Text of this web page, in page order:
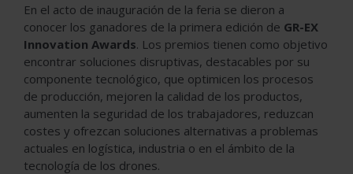
En el acto de inauguración de la feria se dieron a
conocer los ganadores de la primera edición de GR-EX
Innovation Awards. Los premios tienen como objetivo
encontrar soluciones disruptivas, destacables por su
componente tecnológico, que optimicen los procesos
de producción, mejoren la calidad de los productos,
aumenten la seguridad de los trabajadores, reduzcan
costes y ofrezcan soluciones alternativas a problemas
actuales en logística, industria o en el ámbito de la
tecnología de los drones.